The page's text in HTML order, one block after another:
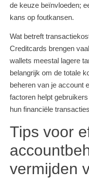
de keuze beïnvloeden;
kans op foutkansen.
Wat betreft
Creditcards brengen
wallets meestal lagere
belangrijk om de totale
beheren van je account
factoren helpt
hun financiële
Tips voor
vermijden